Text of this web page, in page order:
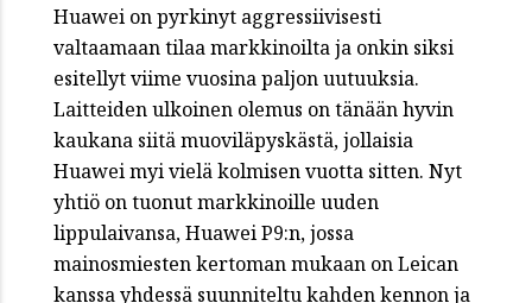
Huawei on pyrkinyt aggressiivisesti
valtaamaan tilaa markkinoilta ja onkin siksi
esitellyt viime vuosina paljon uutuuksia.
Laitteiden ulkoinen olemus on tänään hyvin
kaukana siitä muoviläpyskästä, jollaisia
Huawei myi vielä kolmisen vuotta sitten. Nyt
yhtiö on tuonut markkinoille uuden
lippulaivansa, Huawei P9:n, jossa
mainosmiesten kertoman mukaan on Leican
kanssa yhdessä suunniteltu kahden kennon ja